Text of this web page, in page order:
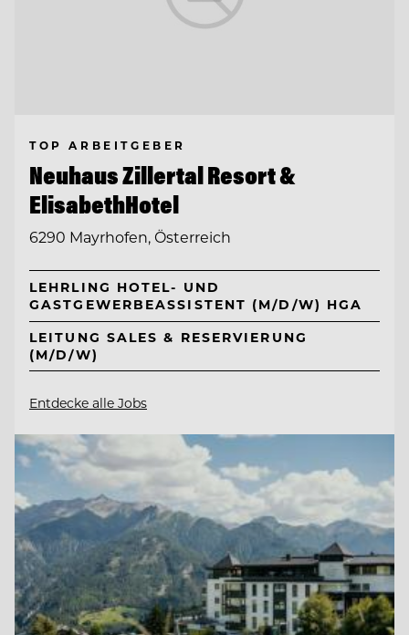
TOP ARBEITGEBER
Neuhaus Zillertal Resort &
ElisabethHotel
6290 Mayrhofen, Österreich
LEHRLING HOTEL- UND
GASTGEWERBEASSISTENT (M/D/W) HGA
LEITUNG SALES & RESERVIERUNG
(M/D/W)
Entdecke alle Jobs